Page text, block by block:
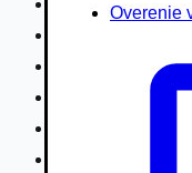
Overenie
Hydraulické
Špeciály/
Návesy/
Lode/člny,